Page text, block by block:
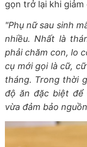
gọn trở lại khi
"Phụ nữ sau sinh
nhiều. Nhất là
phải chăm con, lo
cụ mới gọi là cữ,
tháng. Trong thời
độ ăn đặc biệt để
vừa đảm bảo